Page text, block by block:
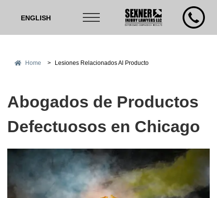
ENGLISH
Home > Lesiones Relacionados Al Producto
Abogados de Productos
Defectuosos en Chicago